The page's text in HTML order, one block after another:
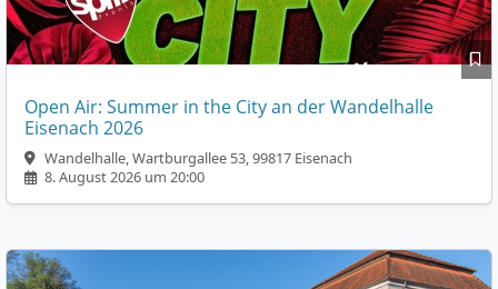
Open Air: Summer in the City an der Wandelhalle
Eisenach 2026
Wandelhalle, Wartburgallee 53, 99817 Eisenach
8. August 2026 um 20:00